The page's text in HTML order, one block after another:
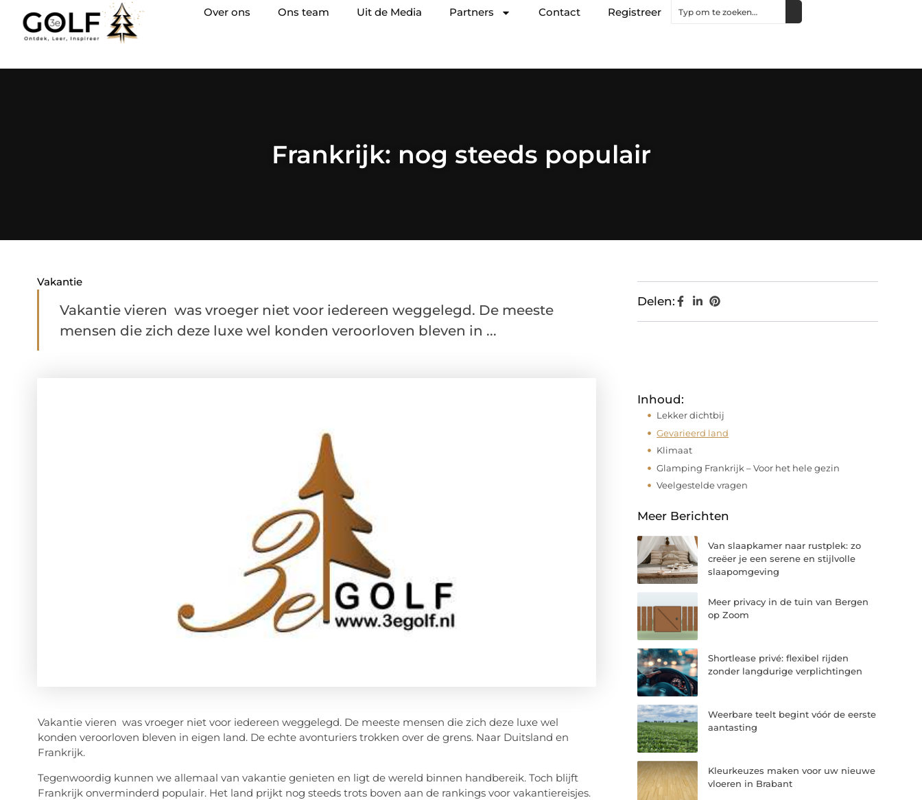
Over ons Ons team Uit de Media Partners Contact Registreer
Frankrijk: nog steeds populair
Vakantie
Vakantie vieren was vroeger niet voor iedereen weggelegd. De meeste
mensen die zich deze luxe wel konden veroorloven bleven in ...
Vakantie vieren was vroeger niet voor iedereen weggelegd. De meeste mensen die zich deze luxe wel
konden veroorloven bleven in eigen land. De echte avonturiers trokken over de grens. Naar Duitsland en
Frankrijk.
Tegenwoordig kunnen we allemaal van vakantie genieten en ligt de wereld binnen handbereik. Toch blijft
Frankrijk onverminderd populair. Het land prijkt nog steeds trots boven aan de rankings voor vakantiereisjes.
Delen:
Inhoud:
Lekker dichtbij
Gevarieerd land
Klimaat
Glamping Frankrijk – Voor het hele gezin
Veelgestelde vragen
Meer Berichten
Van slaapkamer naar rustplek: zo
creëer je een serene en stijlvolle
slaapomgeving
Meer privacy in de tuin van Bergen
op Zoom
Shortlease privé: flexibel rijden
zonder langdurige verplichtingen
Weerbare teelt begint vóór de eerste
aantasting
Kleurkeuzes maken voor uw nieuwe
vloeren in Brabant